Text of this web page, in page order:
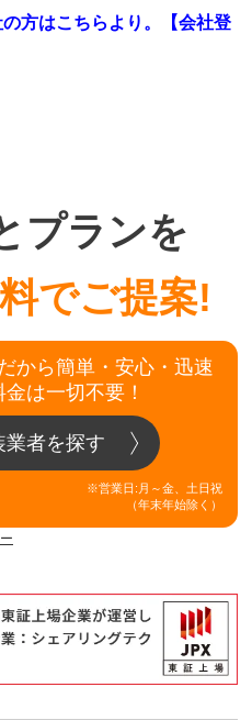
方はこちらより。
【会社登
プランを
でご提案!
から簡単・安心・迅速
は一切不要！
業者を探す
※営業日:月～金、土日祝
（年末年始除く）